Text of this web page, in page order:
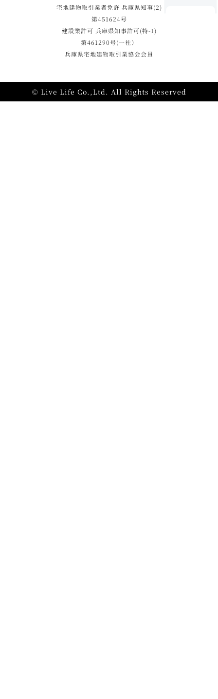
宅地建物取引業者免許 兵庫県知事(2)
第451624号
建設業許可 兵庫県知事許可(特-1)
第461290号(一社）
兵庫県宅地建物取引業協会会員
© Live Life Co.,Ltd. All Rights Reserved